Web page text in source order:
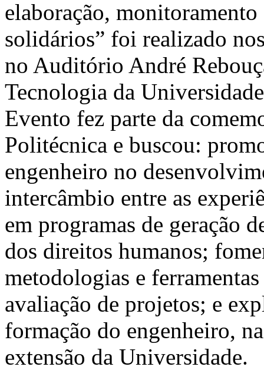
elaboração,
solidários” foi realizado
no Auditório André
Tecnologia da
Evento fez parte da
Politécnica e buscou:
engenheiro no
intercâmbio entre as
em programas de geração
dos direitos humanos;
metodologias e
avaliação de projetos; e
formação do engenheiro,
extensão da Universidade.